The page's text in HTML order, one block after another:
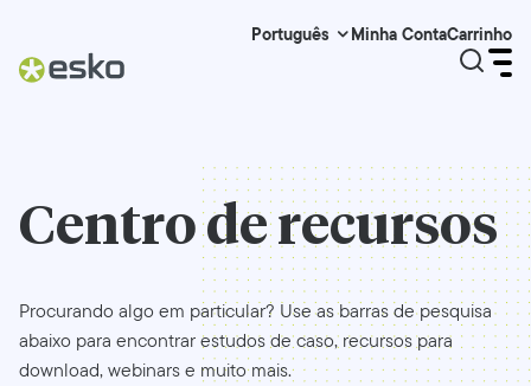
Português Minha ContaCarrinho
Centro de recursos
Procurando algo em particular? Use as barras de pesquisa
abaixo para encontrar estudos de caso, recursos para
download, webinars e muito mais.